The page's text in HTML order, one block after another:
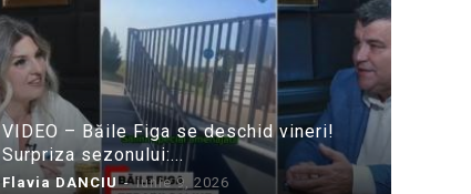
VIDEO – Băile Figa se deschid vineri!
Surpriza sezonului:...
Flavia DANCIU - iunie 9, 2026